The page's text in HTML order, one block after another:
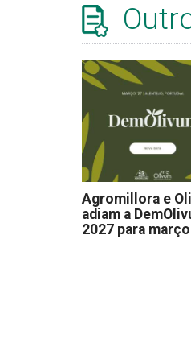
Agromillora e
adiam a
2027 para março